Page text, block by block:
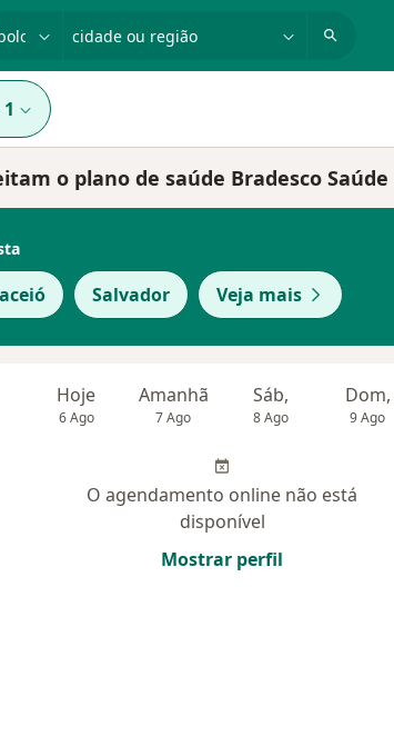
1
o plano de saúde Bradesco Saúde
Salvador Veja mais
Hoje
6 Ago
Amanhã
7 Ago
Sáb,
8 Ago
Dom,
9 Ago
O agendamento online não está
disponível
Mostrar perfil